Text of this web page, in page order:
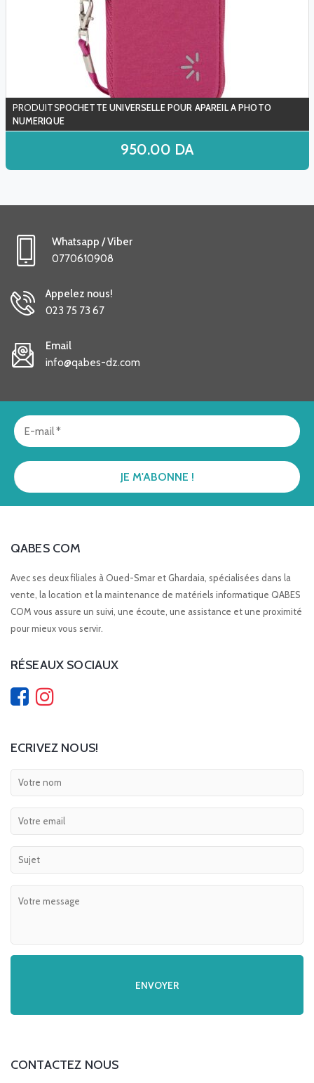
POCHETTE UNIVERSELLE POUR APAREIL A PHOTO
NUMERIQUE
950.00 DA
Whatsapp / Viber
0770610908
Appelez nous!
023 75 73 67
Email
info@qabes-dz.com
QABES COM
Avec ses deux filiales à Oued-Smar et Ghardaia, spécialisées dans la
vente, la location et la maintenance de matériels informatique QABES
COM vous assure un suivi, une écoute, une assistance et une proximité
pour mieux vous servir.
RÉSEAUX SOCIAUX
ECRIVEZ NOUS!
CONTACTEZ NOUS